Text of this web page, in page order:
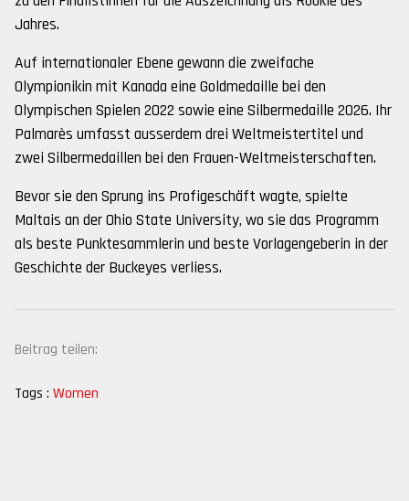
Jahres.
Auf internationaler Ebene gewann die zweifache
Olympionikin mit Kanada eine Goldmedaille bei den
Olympischen Spielen 2022 sowie eine Silbermedaille 2026. Ihr
Palmarès umfasst ausserdem drei Weltmeistertitel und
zwei Silbermedaillen bei den Frauen-Weltmeisterschaften.
Bevor sie den Sprung ins Profigeschäft wagte, spielte
Maltais an der Ohio State University, wo sie das Programm
als beste Punktesammlerin und beste Vorlagengeberin in der
Geschichte der Buckeyes verliess.
Beitrag teilen:
Tags : Women